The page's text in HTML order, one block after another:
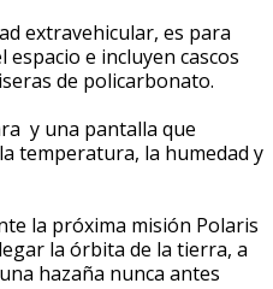
extravehicular, es para
e incluyen cascos
de policarbonato.
y una pantalla que
temperatura, la humedad y
la próxima misión Polaris
la órbita de la tierra, a
hazaña nunca antes